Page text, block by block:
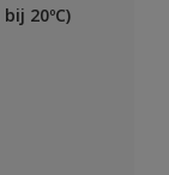
20ºC)